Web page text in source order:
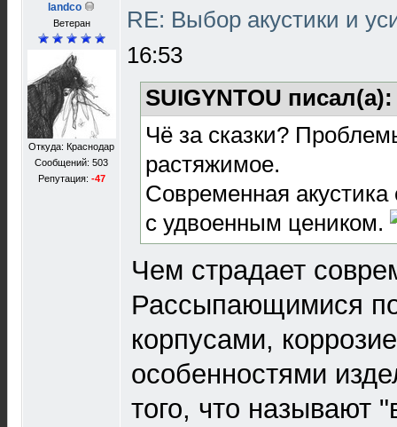
landco
Ветеран
Откуда: Краснодар
Сообщений: 503
Репутация: -47
RE: Выбор акустики и
16:53
SUIGYNTOU
Чё за сказки?
растяжимое.
Современная
с удвоенным цеником.
Чем страдает
Рассыпающимися
корпусами,
особенностями
того, что называют